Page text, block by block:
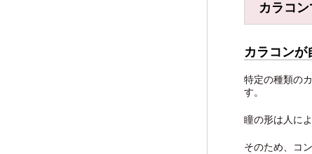
カラコ
カラコンが
特定の種類の
す。
瞳の形は人に
そのため、コ